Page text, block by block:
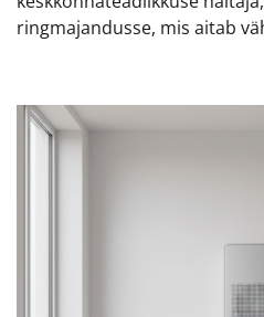
ringmajandusse, mis aitab